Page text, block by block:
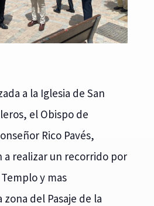
a la Iglesia de San
el Obispo de
Rico Pavés,
realizar un recorrido por
y mas
del Pasaje de la